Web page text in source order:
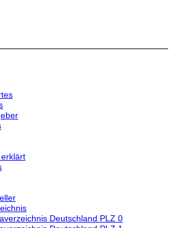
Deutschland PLZ 0